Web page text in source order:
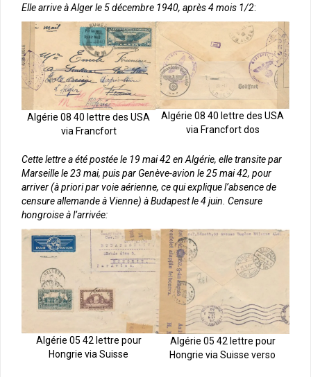
Elle arrive à Alger le 5 décembre 1940, après 4 mois 1/2:
Algérie 08 40 lettre des USA
via Francfort
Algérie 08 40 lettre des USA
via Francfort dos
Cette lettre a été postée le 19 mai 42 en Algérie, elle transite par
Marseille le 23 mai, puis par Genève-avion le 25 mai 42, pour
arriver (à priori par voie aérienne, ce qui explique l’absence de
censure allemande à Vienne) à Budapest le 4 juin. Censure
hongroise à l’arrivée:
Algérie 05 42 lettre pour
Hongrie via Suisse
Algérie 05 42 lettre pour
Hongrie via Suisse verso